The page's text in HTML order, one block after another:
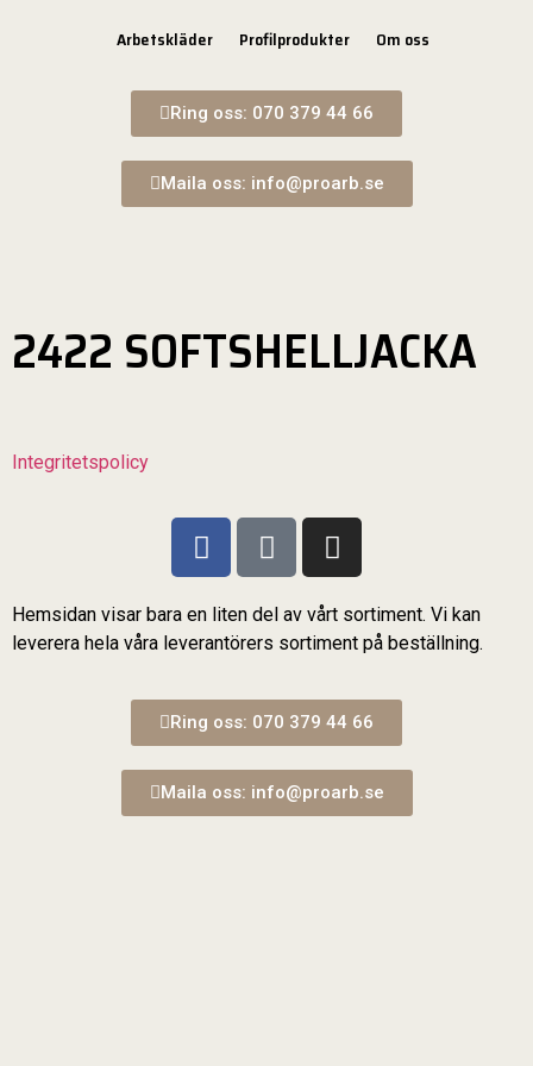
Arbetskläder Profilprodukter Om oss
Ring oss: 070 379 44 66
Maila oss: info@proarb.se
2422 SOFTSHELLJACKA
Integritetspolicy
Hemsidan visar bara en liten del av vårt sortiment. Vi kan
leverera hela våra leverantörers sortiment på beställning.
Ring oss: 070 379 44 66
Maila oss: info@proarb.se